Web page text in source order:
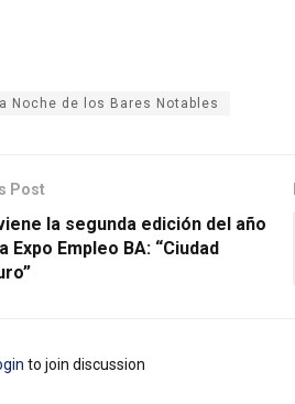
Noche de los Bares Notables
Post
la segunda edición del año
Expo Empleo BA: “Ciudad
to join discussion